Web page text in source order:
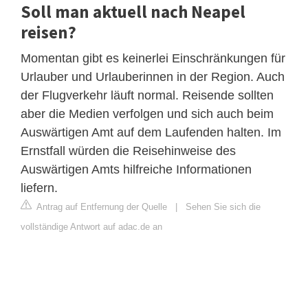
Soll man aktuell nach Neapel
reisen?
Momentan gibt es keinerlei Einschränkungen für
Urlauber und Urlauberinnen in der Region. Auch
der Flugverkehr läuft normal. Reisende sollten
aber die Medien verfolgen und sich auch beim
Auswärtigen Amt auf dem Laufenden halten. Im
Ernstfall würden die Reisehinweise des
Auswärtigen Amts hilfreiche Informationen
liefern.
Antrag auf Entfernung der Quelle
Sehen Sie sich die
vollständige Antwort auf adac.de an